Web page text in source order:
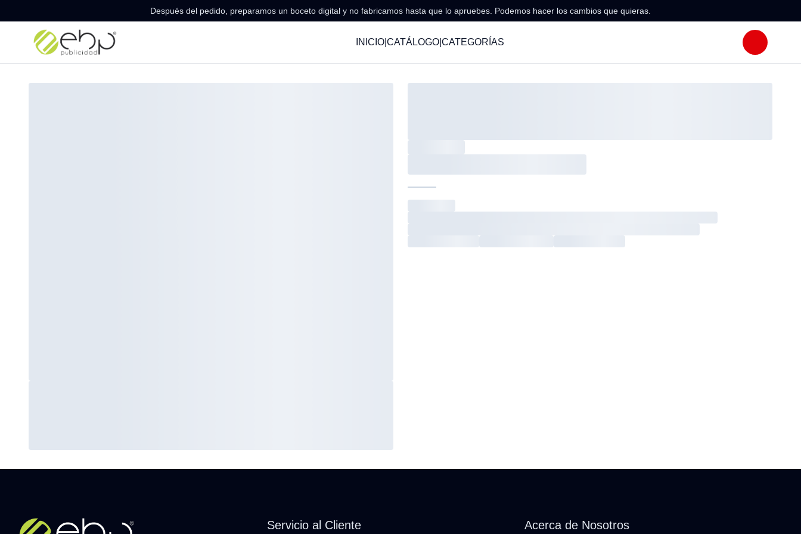
Después del pedido, preparamos un boceto digital y no fabricamos hasta que lo apruebes. Podemos hacer los cambios que quieras.
INICIO| CATÁLOGO| CATEGORÍAS
Servicio al Cliente Acerca de Nosotros